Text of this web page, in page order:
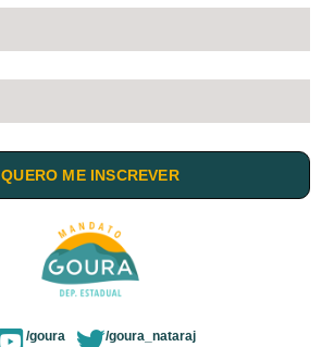
QUERO ME INSCREVER
/goura /goura_nataraj